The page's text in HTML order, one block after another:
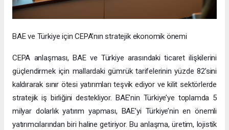
BAE ve Türkiye için CEPA’nın stratejik ekonomik önemi
CEPA anlaşması, BAE ve Türkiye arasındaki ticaret ilişkilerini
güçlendirmek için mallardaki gümrük tarifelerinin yüzde 82’sini
kaldırarak sınır ötesi yatırımları teşvik ediyor ve kilit sektörlerde
stratejik iş birliğini destekliyor. BAE’nin Türkiye’ye toplamda 5
milyar dolarlık yatırım yapması, BAE’yi Türkiye’nin en önemli
yatırımcılarından biri haline getiriyor. Bu anlaşma, üretim, lojistik